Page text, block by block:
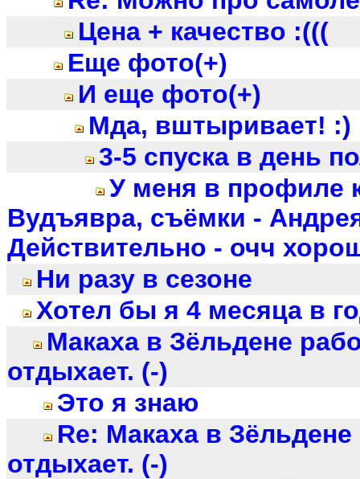
Цена + качество :(((
Еще фото(+)
И еще фото(+)
Мда, вштыривает! :)
3-5 спуска в день
У меня в профиле
Вудъявра, съёмки -
Действительно - очч
Ни разу в сезоне
Хотел бы я 4 месяца в
Макаха в Зёльдене
отдыхает. (-)
Это я знаю
Re: Макаха в Зёльдене
отдыхает. (-)